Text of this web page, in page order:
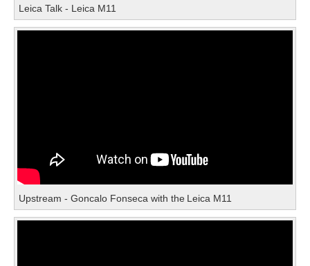
Leica Talk - Leica M11
Upstream - Goncalo Fonseca with the Leica M11